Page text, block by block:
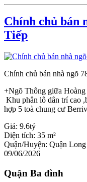
Chính chủ bán
Tiếp
Chính chủ bán nhà ngõ
+Ngõ Thông giữa
Khu phân lô dân trí cao
hợp 5 toà chung cư
Giá: 9.6tỷ
Diện tích: 35 m²
Quận/Huyện: Quận
09/06/2026
Quận Ba đình